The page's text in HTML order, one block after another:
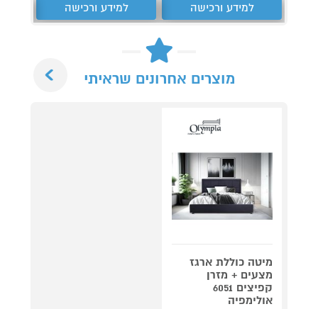
למידע ורכישה למידע ורכישה
מוצרים אחרונים שראיתי
מיטה כוללת ארגז
מצעים + מזרן
קפיצים 6051
אולימפיה